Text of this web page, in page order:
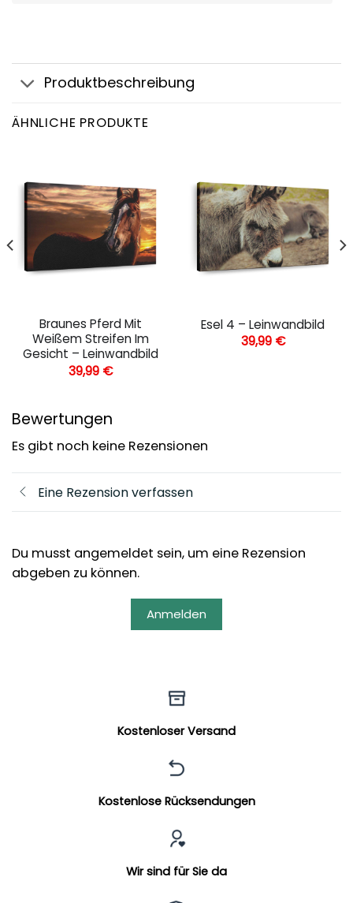
Produktbeschreibung
ÄHNLICHE PRODUKTE
Braunes Pferd Mit
Weißem Streifen Im
Gesicht – Leinwandbild
39,99 €
Esel 4 – Leinwandbild
39,99 €
Bewertungen
Es gibt noch keine Rezensionen
Eine Rezension verfassen
Du musst angemeldet sein, um eine Rezension
abgeben zu können.
Anmelden
Kostenloser Versand
Kostenlose Rücksendungen
Wir sind für Sie da